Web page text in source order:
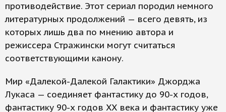
противодействие. Этот сериал породил немного
литературных продолжений — всего девять, из
которых лишь два по мнению автора и
режиссера Стражински могут считаться
соответствующими канону.
Мир «Далекой-Далекой Галактики» Джорджа
Лукаса — соединяет фантастику до 90-х годов,
фантастику 90-х годов XX века и фантастику уже